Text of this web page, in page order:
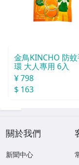
金鳥KINCHO 防
環 大人專用 6入
¥ 798
$ 163
關於我們
新聞中心